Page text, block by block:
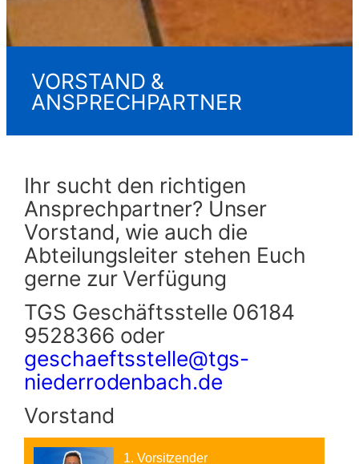
VORSTAND &
ANSPRECHPARTNER
Ihr sucht den richtigen
Ansprechpartner? Unser
Vorstand, wie auch die
Abteilungsleiter stehen Euch
gerne zur Verfügung
TGS Geschäftsstelle 06184
9528366 oder
geschaeftsstelle@tgs-
niederrodenbach.de
Vorstand